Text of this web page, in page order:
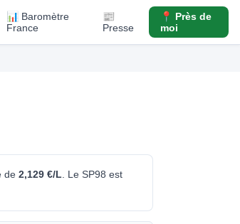
📊 Baromètre
France
📰
Presse
📍 Près de
moi
de 2,129 €/L . Le SP98 est